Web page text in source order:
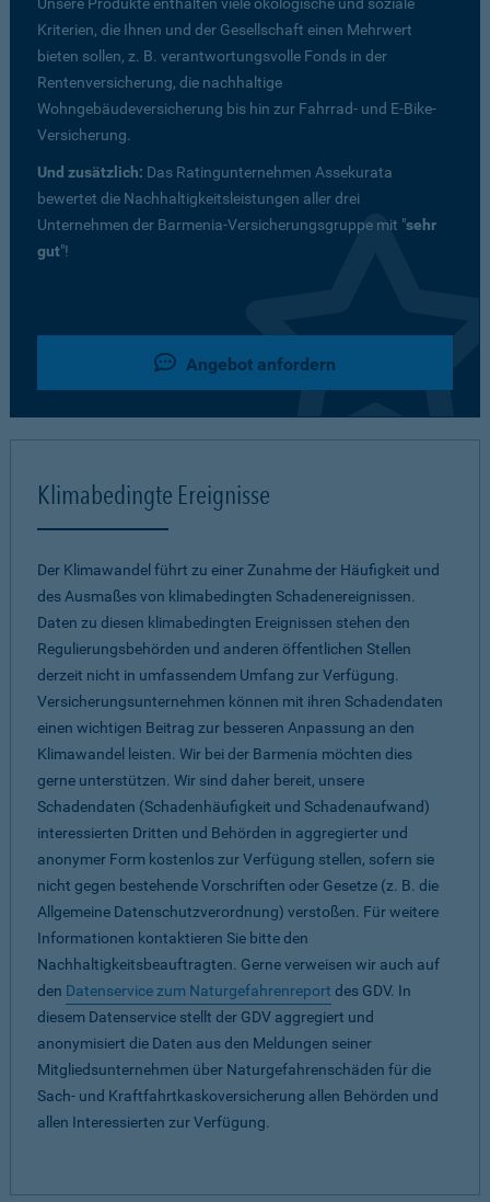
Kriterien, die Ihnen und der Gesellschaft einen Mehrwert
bieten sollen, z. B. verantwortungsvolle Fonds in der
Rentenversicherung, die nachhaltige
Wohngebäudeversicherung bis hin zur Fahrrad- und E-Bike-
Versicherung.
Und zusätzlich: Das Ratingunternehmen Assekurata
bewertet die Nachhaltigkeitsleistungen aller drei
Unternehmen der Barmenia-Versicherungsgruppe mit "sehr
gut"!
Angebot anfordern
Klimabedingte Ereignisse
Der Klimawandel führt zu einer Zunahme der Häufigkeit und
des Ausmaßes von klimabedingten Schadenereignissen.
Daten zu diesen klimabedingten Ereignissen stehen den
Regulierungsbehörden und anderen öffentlichen Stellen
derzeit nicht in umfassendem Umfang zur Verfügung.
Versicherungsunternehmen können mit ihren Schadendaten
einen wichtigen Beitrag zur besseren Anpassung an den
Klimawandel leisten. Wir bei der Barmenia möchten dies
gerne unterstützen. Wir sind daher bereit, unsere
Schadendaten (Schadenhäufigkeit und Schadenaufwand)
interessierten Dritten und Behörden in aggregierter und
anonymer Form kostenlos zur Verfügung stellen, sofern sie
nicht gegen bestehende Vorschriften oder Gesetze (z. B. die
Allgemeine Datenschutzverordnung) verstoßen. Für weitere
Informationen kontaktieren Sie bitte den
Nachhaltigkeitsbeauftragten. Gerne verweisen wir auch auf
den Datenservice zum Naturgefahrenreport des GDV. In
diesem Datenservice stellt der GDV aggregiert und
anonymisiert die Daten aus den Meldungen seiner
Mitgliedsunternehmen über Naturgefahrenschäden für die
Sach- und Kraftfahrtkaskoversicherung allen Behörden und
allen Interessierten zur Verfügung.